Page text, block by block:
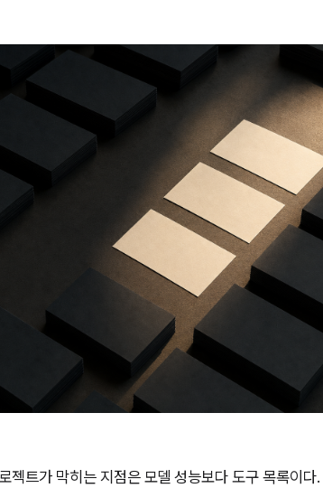
젝트가 막히는 지점은 모델 성능보다 도구 목록이